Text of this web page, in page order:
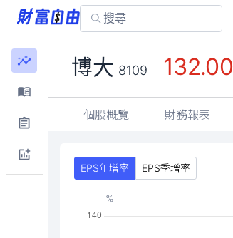
博大 8109 132.00
個股概覽 財務報表
EPS年增率 EPS季增率